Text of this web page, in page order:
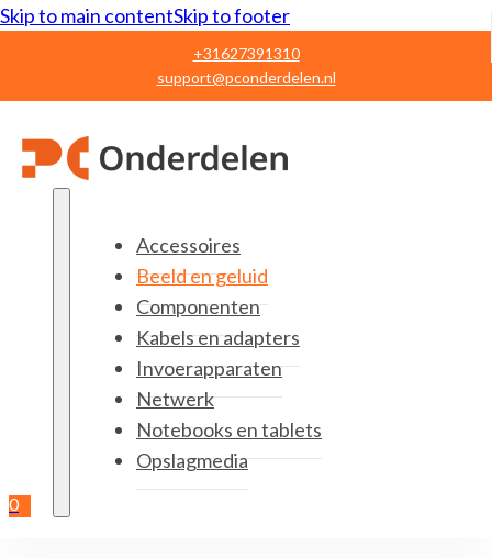
Skip to main contentSkip to footer
+31627391310
support@pconderdelen.nl
0
Accessoires
Beeld en geluid
Componenten
Kabels en adapters
Invoerapparaten
Netwerk
Notebooks en tablets
Opslagmedia